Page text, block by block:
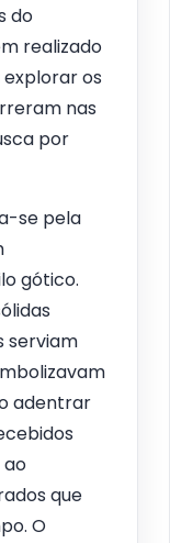
do
realizado
os
nas
por
se pela
gótico.
serviam
adentrar
que
O